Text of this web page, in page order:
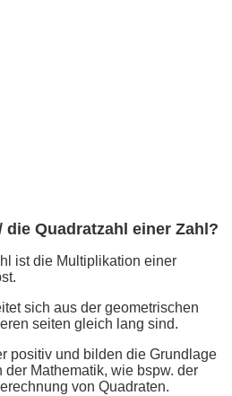
die Quadratzahl einer Zahl?
ist die Multiplikation einer
sich aus der geometrischen
seiten gleich lang sind.
positiv und bilden die Grundlage
Mathematik, wie bspw. der
von Quadraten.